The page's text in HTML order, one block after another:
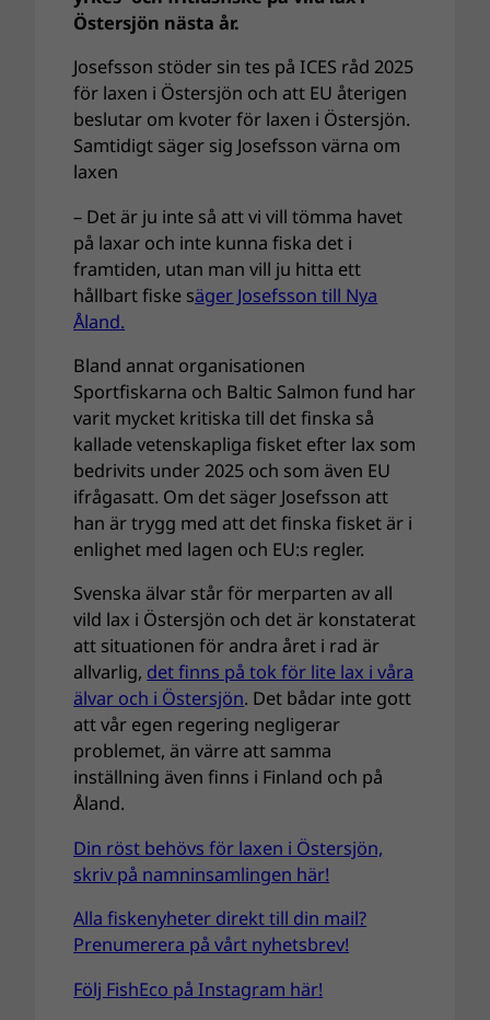
Östersjön nästa år.
Josefsson stöder sin tes på ICES råd 2025
för laxen i Östersjön och att EU återigen
beslutar om kvoter för laxen i Östersjön.
Samtidigt säger sig Josefsson värna om
laxen
– Det är ju inte så att vi vill tömma havet
på laxar och inte kunna fiska det i
framtiden, utan man vill ju hitta ett
hållbart fiske säger Josefsson till Nya
Åland.
Bland annat organisationen
Sportfiskarna och Baltic Salmon fund har
varit mycket kritiska till det finska så
kallade vetenskapliga fisket efter lax som
bedrivits under 2025 och som även EU
ifrågasatt. Om det säger Josefsson att
han är trygg med att det finska fisket är i
enlighet med lagen och EU:s regler.
Svenska älvar står för merparten av all
vild lax i Östersjön och det är konstaterat
att situationen för andra året i rad är
allvarlig, det finns på tok för lite lax i våra
älvar och i Östersjön. Det bådar inte gott
att vår egen regering negligerar
problemet, än värre att samma
inställning även finns i Finland och på
Åland.
Din röst behövs för laxen i Östersjön,
skriv på namninsamlingen här!
Alla fiskenyheter direkt till din mail?
Prenumerera på vårt nyhetsbrev!
Följ FishEco på Instagram här!